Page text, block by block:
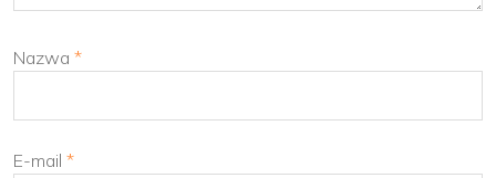
Nazwa *
E-mail *